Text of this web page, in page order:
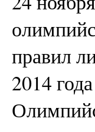
правил
2014